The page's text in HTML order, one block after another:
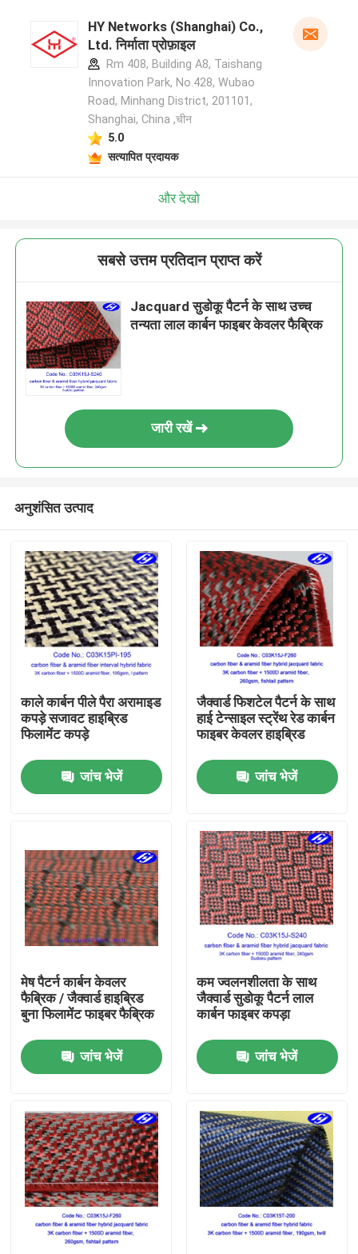
होम
वीडियो
हमारे बारे में
फैक्टरी यात्रा
गुणवत्ता नियंत्रण
समाचार
एक बोली का अनुरोध
कार्बन अरामी फैब्रिक
HY Networks (Shanghai) Co.,
Ltd. निर्माता प्रोफ़ाइल
Rm 408, Building A8, Taishang
Innovation Park, No.428, Wubao
Road, Minhang District, 201101,
Shanghai, China ,चीन
5.0
सत्यापित प्रदायक
और देखो
सबसे उत्तम प्रतिदान प्राप्त करें
Jacquard सुडोकू पैटर्न के साथ उच्च
तन्यता लाल कार्बन फाइबर केवलर फैब्रिक
जारी रखें
अनुशंसित उत्पाद
काले कार्बन पीले पैरा अरामाइड
कपड़े सजावट हाइब्रिड
फिलामेंट कपड़े
जांच भेजें
जैक्वार्ड फिशटेल पैटर्न के साथ
हाई टेन्साइल स्ट्रेंथ रेड कार्बन
फाइबर केवलर हाइब्रिड
जांच भेजें
मेष पैटर्न कार्बन केवलर
फैब्रिक / जैक्वार्ड हाइब्रिड
बुना फिलामेंट फाइबर फैब्रिक
जांच भेजें
कम ज्वलनशीलता के साथ
जैक्वार्ड सुडोकू पैटर्न लाल
कार्बन फाइबर कपड़ा
जांच भेजें